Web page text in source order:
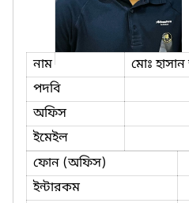
নাম
মোঃ
পদবি
অফিস
ইমেইল
ফোন (অফিস)
ইন্টারকম